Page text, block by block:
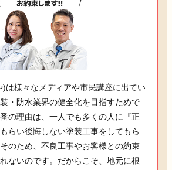
は様々なメディアや市民講座に出てい
・防水業界の健全化を目指すためで
の理由は、一人でも多くの人に『正
らい後悔しない塗装工事をしてもら
のため、不良工事やお客様との約束
ないのです。だからこそ、地元に根